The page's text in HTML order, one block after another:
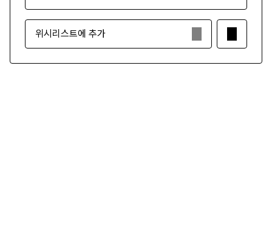
위시리스트에 추가